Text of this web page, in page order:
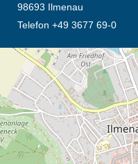
98693 Ilmenau
Telefon +49 3677 69-0
Öffnet die